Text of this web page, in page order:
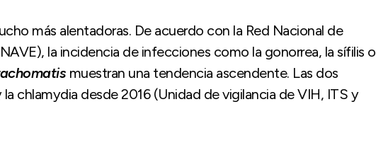
más alentadoras. De acuerdo con la Red Nacional de
la incidencia de infecciones como la gonorrea, la sífilis o
muestran una tendencia ascendente. Las dos
chlamydia desde 2016 (Unidad de vigilancia de VIH, ITS y